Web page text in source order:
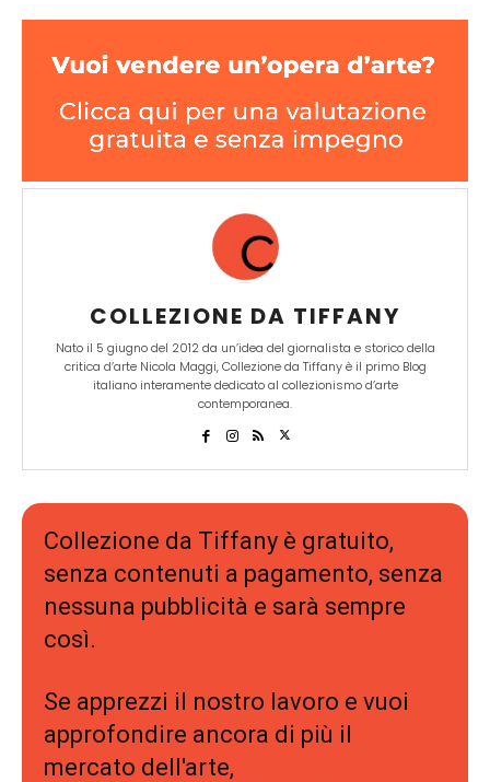
COLLEZIONE DA TIFFANY
Nato il 5 giugno del 2012 da un’idea del giornalista e storico della
critica d’arte Nicola Maggi, Collezione da Tiffany è il primo Blog
italiano interamente dedicato al collezionismo d’arte
contemporanea.
Collezione da Tiffany è gratuito,
senza contenuti a pagamento, senza
nessuna pubblicità e sarà sempre
così.
Se apprezzi il nostro lavoro e vuoi
approfondire ancora di più il
mercato dell'arte,